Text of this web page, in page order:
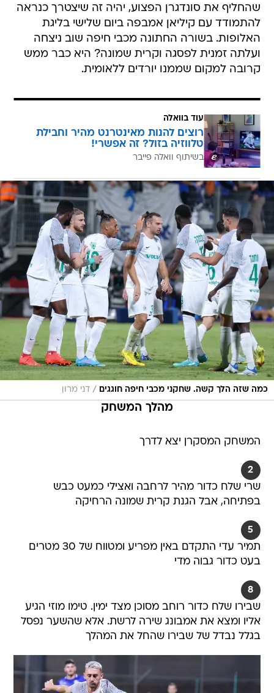
שהחליף את סונדגרן הפצוע, יהיה זה שיצטרך כנראה
להתמודד עם קיליאן אמבפה ביום שלישי בליגת
האלופות. בשורה החתונה מכבי חיפה שוב ניצחה
ועלתה זמנית לפסגה וקרית שמונה? היא כבר ממש
קרובה למקום שממנו יורדים ללאומית.
עוד בוואלה
רוצים להנות מאינטרנט מהיר וחבילת
טלווזיה בזול? זה אפשרי!
בשיתוף וואלה פייבר
כמה שזה הלך קשה. שחקני מכבי חיפה חוגגים / דני מרון
מהלך המשחק
המשחק המסקרן יצא לדרך
2
שרי שלח כדור מהיר לרחבה ואצילי כמעט כבש
בפתיחה, אבל הגנת קרית שמונה הרחיקה
5
תמיר עדי התקדם באין מפריע ומטווח של 30 מטרים
בעט כדור גבוה מדי
8
שבירו שלח כדור רוחב מסוכן מצד ימין. טימו מוזי הגיע
אליו ומצא את אמבונג שירה לרשת. אלא שהשער נפסל
בגלל נבדל של שבירו שהחל את המהלך